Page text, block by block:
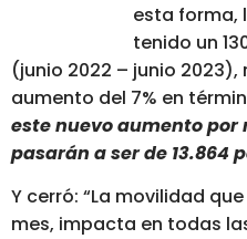
esta forma,
tenido un
(junio 2022 – junio
aumento del 7% en
este nuevo aumento por
pasarán a ser de 13.864
Y cerró: “La movilidad
mes, impacta en todas